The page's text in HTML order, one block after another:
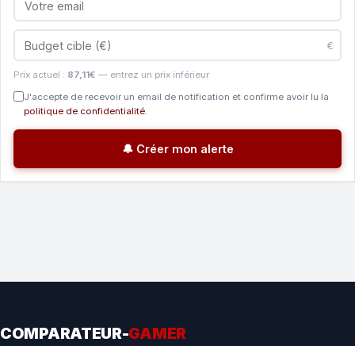
€
Prix actuel : 87,11€ — entrez un prix inférieur
J'accepte de recevoir un email de notification et confirme avoir lu la
politique de confidentialité.
🔔 Créer mon alerte
COMPARATEUR-GAMER